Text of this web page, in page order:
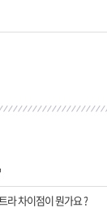
라 차이점이 뭔가요 ?